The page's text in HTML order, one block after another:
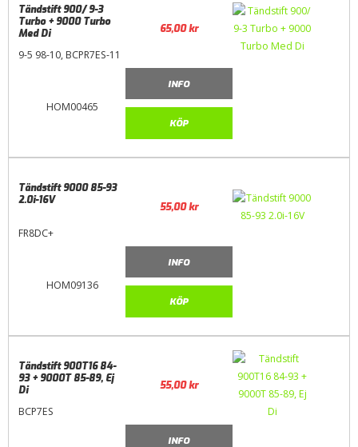
HOM00465
Tändstift 900/ 9-3
Turbo + 9000 Turbo
Med Di
9-5 98-10, BCPR7ES-11
65,00kr
INFO
KÖP
HOM09136
Tändstift 9000 85-93
2.0i-16V
FR8DC+
55,00kr
INFO
KÖP
Tändstift 900T16 84-
93 + 9000T 85-89, Ej
Di
BCP7ES
55,00kr
INFO